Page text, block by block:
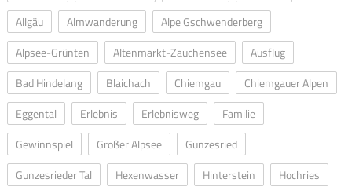
Allgäu
Almwanderung
Alpe Gschwenderberg
Alpsee-Grünten
Altenmarkt-Zauchensee
Ausflug
Bad Hindelang
Blaichach Chiemgau
Chiemgauer Alpen
Eggental
Erlebnis Erlebnisweg
Familie
Gewinnspiel
Großer Alpsee
Gunzesried
Gunzesrieder Tal
Hexenwasser Hinterstein
Hochries